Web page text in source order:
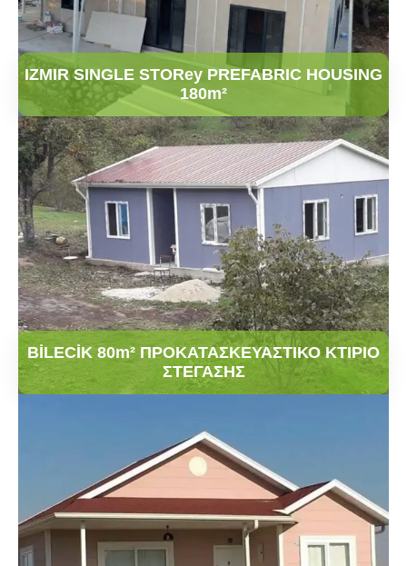
IZMIR SINGLE STORey PREFABRIC HOUSING
180m²
BİLECİK 80m² ΠΡΟΚΑΤΑΣΚΕΥΑΣΤΙΚΟ ΚΤΙΡΙΟ
ΣΤΕΓΑΣΗΣ